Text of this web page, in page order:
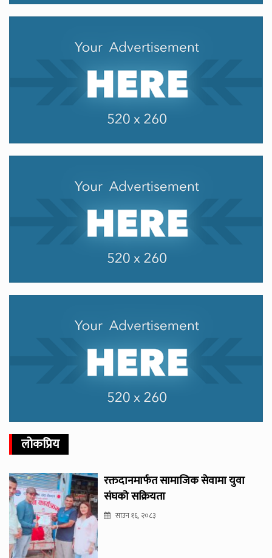
लोकप्रिय
रक्तदानमार्फत सामाजिक सेवामा युवा
संघको सक्रियता
साउन १६, २०८३